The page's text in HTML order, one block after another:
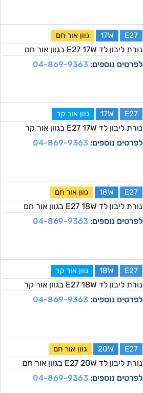
E27
17W גוון אור חם
נורת ליבון לד E27 17W בגוון אור חם
לפרטים נוספים:04-869-9363
E27
17W גוון אור קר
נורת ליבון לד E27 17W בגוון אור קר
לפרטים נוספים:04-869-9363
E27
18W גוון אור חם
נורת ליבון לד E27 18W בגוון אור חם
לפרטים נוספים:04-869-9363
E27
18W גוון אור קר
נורת ליבון לד E27 18W בגוון אור קר
לפרטים נוספים:04-869-9363
E27
20W גוון אור חם
נורת ליבון לד E27 20W בגוון אור חם
לפרטים נוספים:04-869-9363